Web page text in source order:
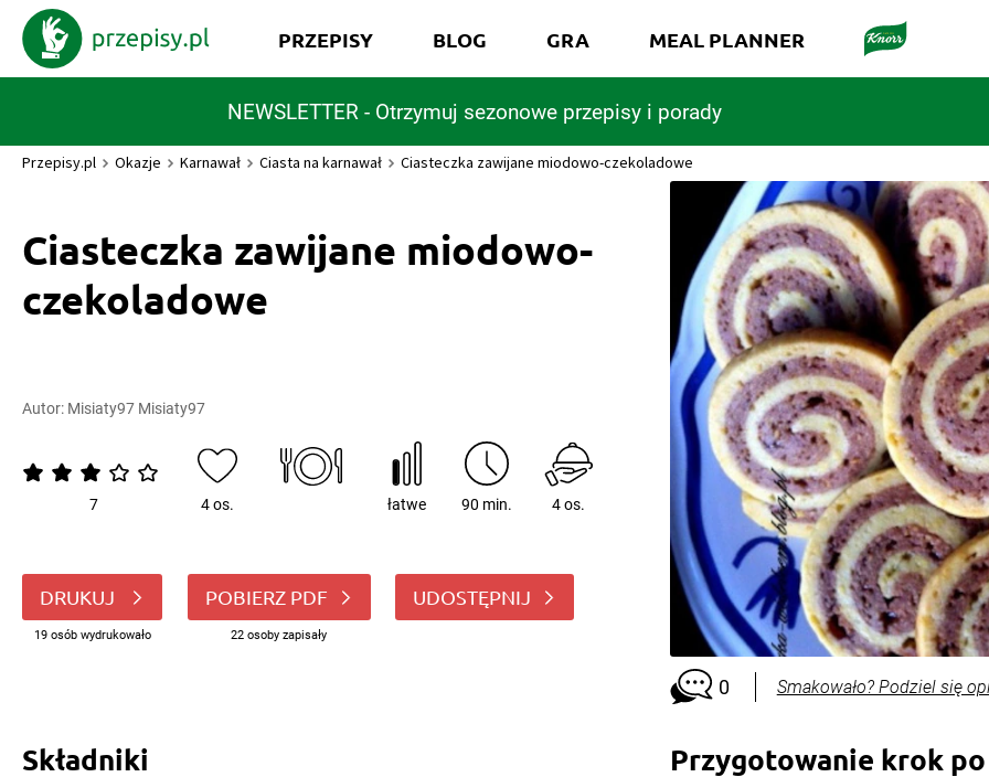
NEWSLETTER - Otrzymuj sezonowe przepisy i porady
PRZEPISY BLOG GRA MEAL PLANNER
Przepisy.pl Okazje Karnawał Ciasta na karnawał Ciasteczka zawijane miodowo-czekoladowe
Ciasteczka zawijane miodowo-
czekoladowe
Autor: Misiaty97 Misiaty97
7 4 os. łatwe 90 min. 4 os.
DRUKUJ
19 osób wydrukowało
POBIERZ PDF
22 osoby zapisały
UDOSTĘPNIJ
0 Smakowało? Podziel się
Składniki Przygotowanie krok